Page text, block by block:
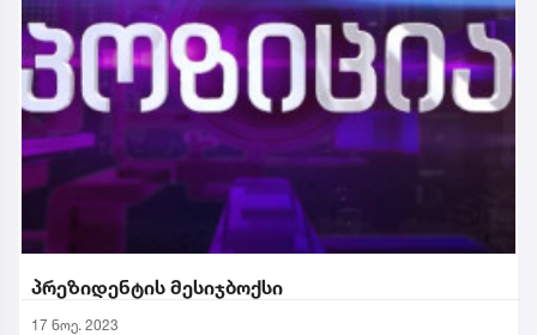
პრეზიდენტის მესიჯბოქსი
17 ნოე. 2023